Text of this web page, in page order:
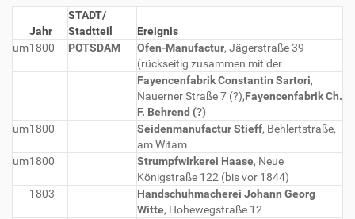
Jahr
STADT/
Stadtteil
Ereignis
um1800 POTSDAM Ofen-Manufactur, Jägerstraße 39
(rückseitig zusammen mit der
Fayencenfabrik Constantin Sartori,
Nauerner Straße 7 (?),Fayencenfabrik Ch.
F. Behrend (?)
um1800 Seidenmanufactur Stieff, Behlertstraße,
am Witam
um1800 Strumpfwirkerei Haase, Neue
Königstraße 122 (bis vor 1844)
1803
Handschuhmacherei Johann Georg
Witte, Hohewegstraße 12